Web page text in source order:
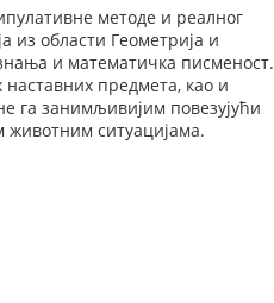
методе и реалног
из области Геометрија и
и математичка писменост.
предмета, као и
га занимљивијим повезујући
ситуацијама.